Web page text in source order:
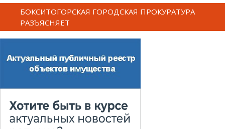
БОКСИТОГОРСКАЯ ГОРОДСКАЯ ПРОКУРАТУРА
РАЗЪЯСНЯЕТ